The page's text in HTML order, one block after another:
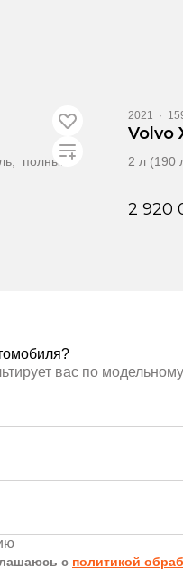
полный
2021 ·
Volvo
2 л (190
2 920
вас по
с политикой